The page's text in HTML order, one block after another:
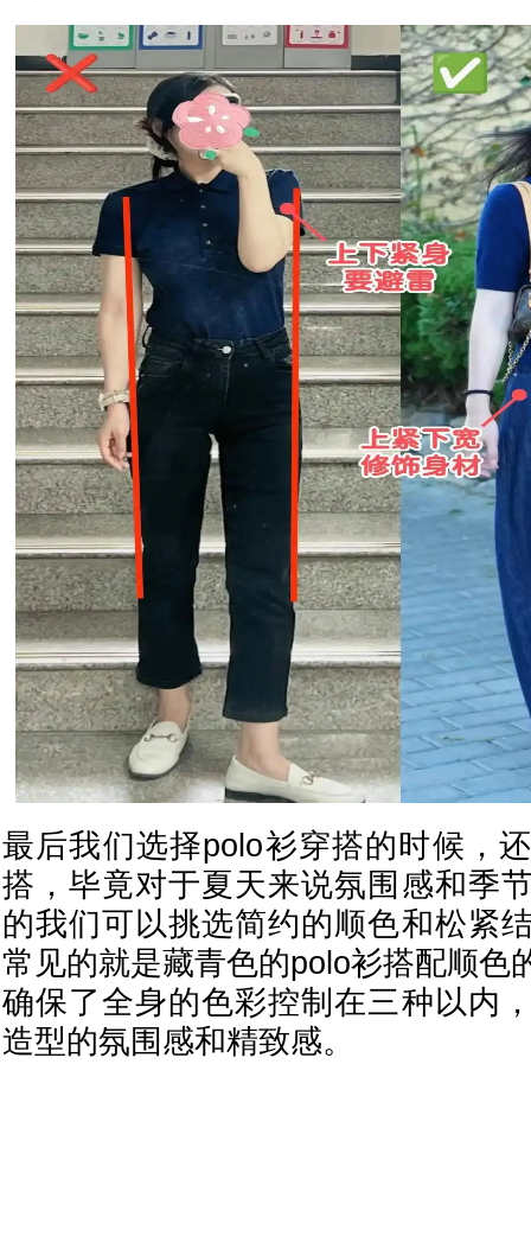
最后我们选择polo衫穿搭的时候，
搭，毕竟对于夏天来说氛围感和季
的我们可以挑选简约的顺色和松紧
常见的就是藏青色的polo衫搭配顺色
确保了全身的色彩控制在三种以内
造型的氛围感和精致感。